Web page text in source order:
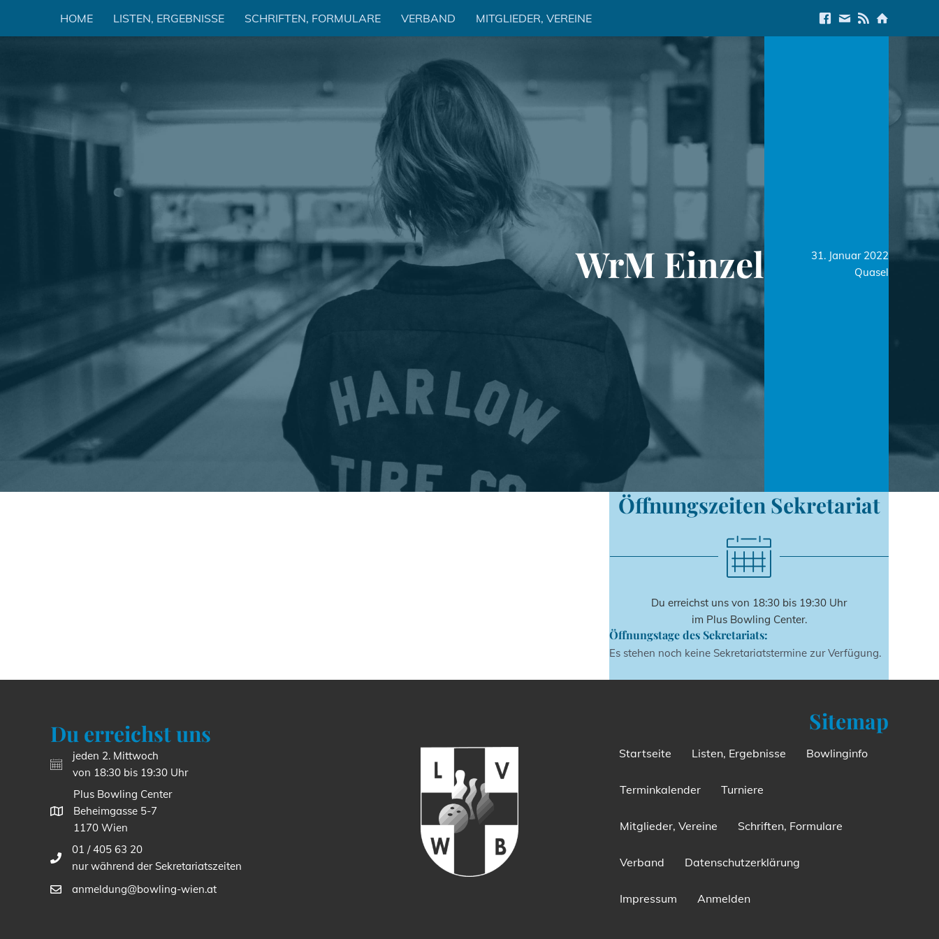
springen
HOME LISTEN, ERGEBNISSE SCHRIFTEN, FORMULARE VERBAND MITGLIEDER, VEREINE Link to Facebook
E-Mail us
Link to RSS Feed
Link to
WrM Einzel
31. Januar 2022
Quasel
Öffnungszeiten Sekretariat
Du erreichst uns von 18:30 bis 19:30 Uhr
im Plus Bowling Center.
Öffnungstage des Sekretariats:
Es stehen noch keine Sekretariatstermine zur Verfügung.
Du erreichst uns
jeden 2. Mittwoch
von 18:30 bis 19:30 Uhr
Plus Bowling Center
Beheimgasse 5-7
1170 Wien
01 / 405 63 20
nur während der Sekretariatszeiten
anmeldung@bowling-wien.at
Sitemap
Startseite Listen, Ergebnisse Bowlinginfo
Terminkalender Turniere
Mitglieder, Vereine Schriften, Formulare
Verband Datenschutzerklärung
Impressum Anmelden